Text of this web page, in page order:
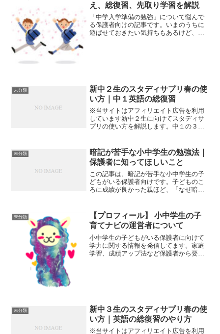
え、総復習、先取り学習を解説
「中学入学準備の勉強」について悩んで
る保護者向けの記事です。いまのうちに
遊ばせておきたい気持ちもあるけど、今
未分類
新中２生のスタディサプリ春の使
い方｜中１英語の総復習
※当サイトはアフィリエイト広告を利用
しています新中２生に向けてスタディサ
プリの使い方を解説します。中１の３月
み上げていく教科です。中２のスタート
ダッシュは、中１英語をど...
未分類
暗記が苦手な小中学生の勉強法｜
保護者に知ってほしいこと
この記事は、暗記が苦手な小中学生の子
どもがいる保護者向けです。子どものこ
ろに成績が良かった親ほど、「なぜ暗記
ずは、これから話す勉強法を子どもに試
してみてください。個別指...
未分類
【プロフィール】 小中学生の子
育てナビの運営者について
小中学生の子どもがいる保護者に向けて
学力に関する情報を発信してます。家庭
学習、成績アップ法など保護者から要望
未分類
新中３生のスタディサプリ春の使
い方｜英語の総復習のやり方
※当サイトはアフィリエイト広告を利用